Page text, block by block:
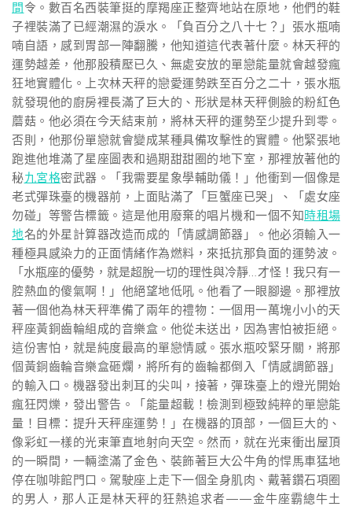
間 令。數百名西裝筆挺的摩羯座正整齊地站在原地，他們的鞋
子裡裝滿了已經潮濕的淚水。「負百分之八十七？」張水瓶喃
喃自語，感到胃部一陣翻騰，他知道這代表著什麼。林天秤的
運勢越差，他那股積壓已久、無處安放的單戀能量就會越發瘋
狂地實體化。上次林天秤的戀愛運勢跌至百分之二十，張水瓶
就發現他的廚房裡長滿了巨大的、形狀是林天秤側臉的粉紅色
蘑菇。他必須在今天結束前，將林天秤的運勢至少提升到零。
否則，他那份單戀就會變成某種具備攻擊性的實體。他緊張地
跑進他堆滿了星座圖表和過期甜甜圈的地下室，那裡放著他的
秘九宮格密武器。「我需要星象學輔助儀！」他衝到一個像是
老式彈珠臺的機器前，上面貼滿了「巨蟹座已哭」、「處女座
勿碰」等警告標籤。這是他用廢棄的唱片機和一個不知時租場
地名的外星計算器改造而成的「情感調節器」。他必須輸入一
種極具感染力的正面情緒作為燃料，來抵抗那負面的運勢波。
「水瓶座的優勢，就是超脫一切的理性與冷靜…才怪！我只有一
腔熱血的傻氣啊！」他絕望地低吼。他看了一眼腳邊。那裡放
著一個他為林天秤準備了兩年的禮物：一個用一萬塊小小的天
秤座黃銅齒輪組成的音樂盒。他從未送出，因為害怕被拒絕。
這份害怕，就是純度最高的單戀情感。張水瓶咬緊牙關，將那
個黃銅齒輪音樂盒砸爛，將所有的齒輪都倒入「情感調節器」
的輸入口。機器發出刺耳的尖叫，接著，彈珠臺上的燈光開始
瘋狂閃爍，發出警告。「能量超載！檢測到極致純粹的單戀能
量！目標：提升天秤座運勢！」在機器的頂部，一個巨大的、
像彩虹一樣的光束筆直地射向天空。然而，就在光束衝出屋頂
的一瞬間，一輛塗滿了金色、裝飾著巨大公牛角的悍馬車猛地
停在咖啡館門口。駕駛座上走下一個全身肌肉、戴著鑽石項圈
的男人，那人正是林天秤的狂熱追求者——金牛座霸總牛土